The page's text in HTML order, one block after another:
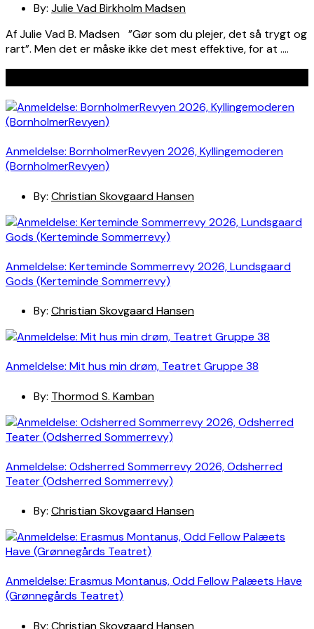
By: Julie Vad Birkholm Madsen
Af Julie Vad B. Madsen ”Gør som du plejer, det så trygt og
rart”. Men det er måske ikke det mest effektive, for at ….
Anmeldelse: BornholmerRevyen 2026, Kyllingemoderen
(BornholmerRevyen)
By: Christian Skovgaard Hansen
Anmeldelse: Kerteminde Sommerrevy 2026, Lundsgaard
Gods (Kerteminde Sommerrevy)
By: Christian Skovgaard Hansen
Anmeldelse: Mit hus min drøm, Teatret Gruppe 38
By: Thormod S. Kamban
Anmeldelse: Odsherred Sommerrevy 2026, Odsherred
Teater (Odsherred Sommerrevy)
By: Christian Skovgaard Hansen
Anmeldelse: Erasmus Montanus, Odd Fellow Palæets Have
(Grønnegårds Teatret)
By: Christian Skovgaard Hansen